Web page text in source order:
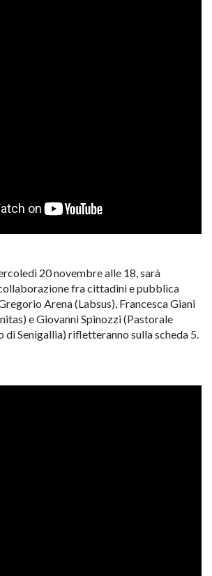
20 novembre alle 18, sarà
fra cittadini e pubblica
Arena (Labsus), Francesca Giani
e Giovanni Spinozzi (Pastorale
di Senigallia) rifletteranno sulla scheda 5.